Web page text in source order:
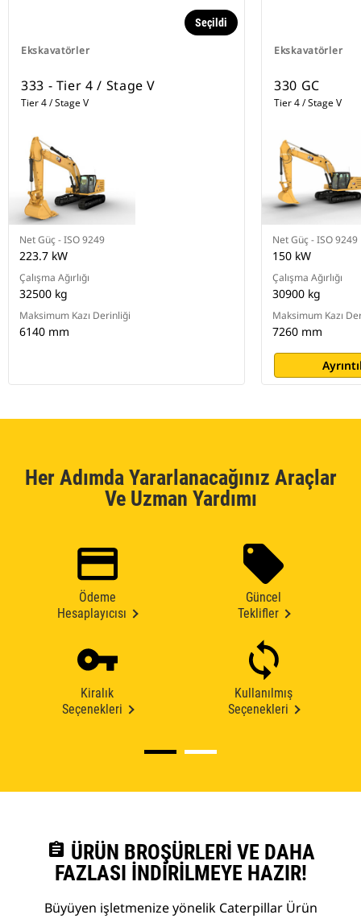
Ekskavatörler
Seçildi
333 - Tier 4 / Stage V
Tier 4 / Stage V
Net Güç - ISO 9249
223.7 kW
Çalışma Ağırlığı
32500 kg
Maksimum Kazı Derinliği
6140 mm
Ekskavatörler
330 GC
Tier 4 / Stage V
Net Güç - ISO 9249
150 kW
Çalışma Ağırlığı
30900 kg
Maksimum Kazı
7260 mm
Her Adımda Yararlanacağınız Araçlar
Ve Uzman Yardımı
Ödeme
Hesaplayıcısı
Güncel
Teklifler
Kiralık
Seçenekleri
Kullanılmış
Seçenekleri
assignment ÜRÜN BROŞÜRLERI VE DAHA
FAZLASI İNDIRILMEYE HAZIR!
Büyüyen işletmenize yönelik Caterpillar Ürün